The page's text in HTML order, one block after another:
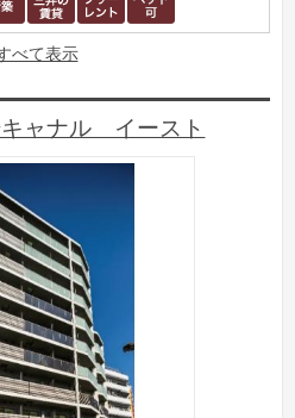
べて表示
ャナル イースト